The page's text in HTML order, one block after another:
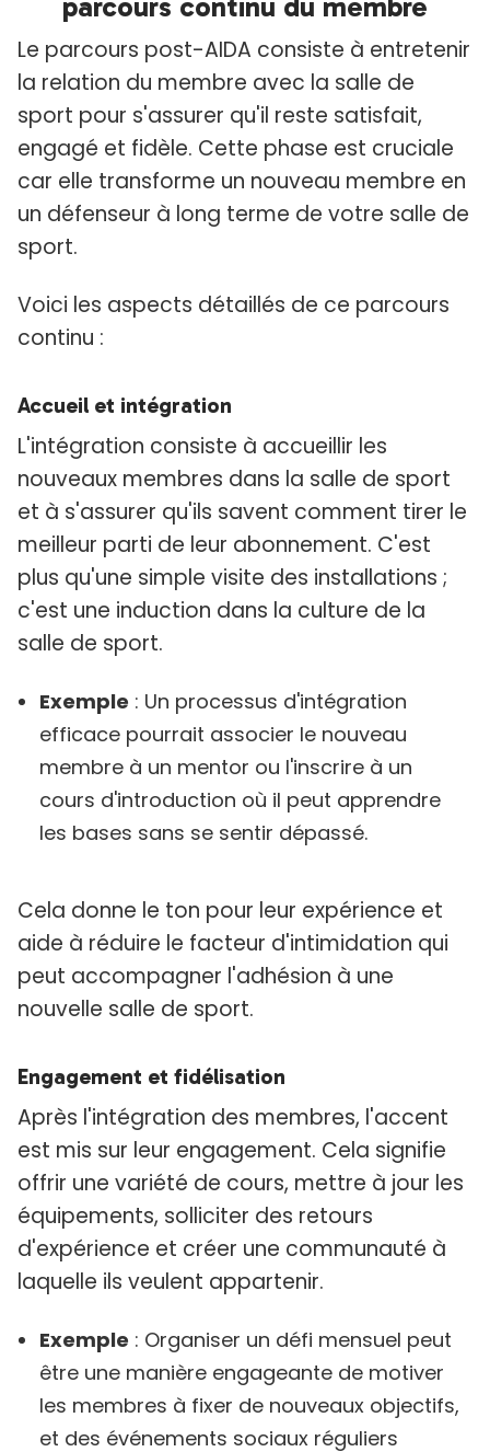
parcours continu du membre
Le parcours post-AIDA consiste à entretenir
la relation du membre avec la salle de
sport pour s'assurer qu'il reste satisfait,
engagé et fidèle. Cette phase est cruciale
car elle transforme un nouveau membre en
un défenseur à long terme de votre salle de
sport.
Voici les aspects détaillés de ce parcours
continu :
Accueil et intégration
L'intégration consiste à accueillir les
nouveaux membres dans la salle de sport
et à s'assurer qu'ils savent comment tirer le
meilleur parti de leur abonnement. C'est
plus qu'une simple visite des installations ;
c'est une induction dans la culture de la
salle de sport.
Exemple : Un processus d'intégration
efficace pourrait associer le nouveau
membre à un mentor ou l'inscrire à un
cours d'introduction où il peut apprendre
les bases sans se sentir dépassé.
Cela donne le ton pour leur expérience et
aide à réduire le facteur d'intimidation qui
peut accompagner l'adhésion à une
nouvelle salle de sport.
Engagement et fidélisation
Après l'intégration des membres, l'accent
est mis sur leur engagement. Cela signifie
offrir une variété de cours, mettre à jour les
équipements, solliciter des retours
d'expérience et créer une communauté à
laquelle ils veulent appartenir.
Exemple : Organiser un défi mensuel peut
être une manière engageante de motiver
les membres à fixer de nouveaux objectifs,
et des événements sociaux réguliers